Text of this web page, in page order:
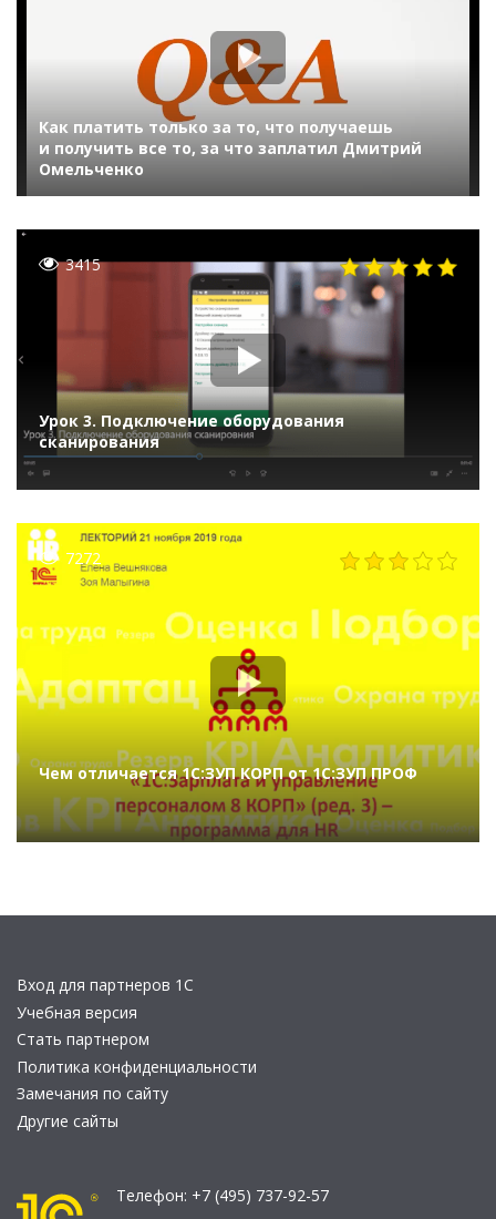
Как платить только за то, что получаешь
и получить все то, за что заплатил Дмитрий
Омельченко
3415
Урок 3. Подключение оборудования
сканирования
7272
Чем отличается 1С:ЗУП КОРП от 1С:ЗУП ПРОФ
Вход для партнеров 1С
Учебная версия
Стать партнером
Политика конфиденциальности
Замечания по сайту
Другие сайты
Телефон: +7 (495) 737-92-57